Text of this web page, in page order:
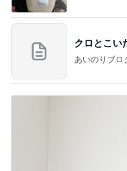
クロとこい
あいのりブロ